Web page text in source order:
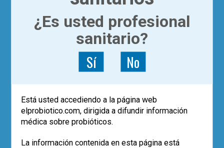
, ,
¿Es usted profesional
sanitario?
Sí No
Está usted accediendo a la página web
elprobiotico.com, dirigida a difundir información
médica sobre probióticos.
La información contenida en esta página está